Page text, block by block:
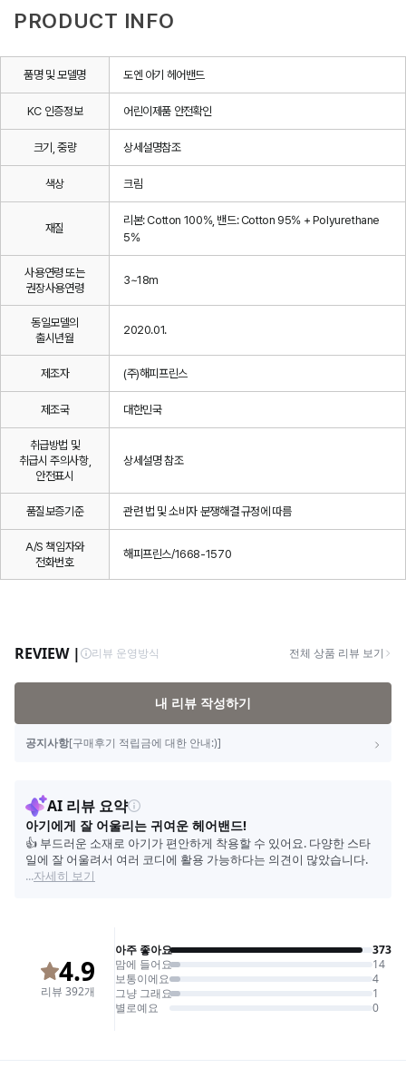
PRODUCT INFO
품명 및 모델명 도엔 아기 헤어밴드
KC 인증정보 어린이제품 안전확인
크기, 중량 상세설명참조
색상 크림
재질
리본: Cotton 100%, 밴드: Cotton 95% + Polyurethane
5%
사용연령 또는
권장사용연령
3~18m
동일모델의
출시년월
2020.01.
제조자 (주)해피프린스
제조국 대한민국
취급방법 및
취급시 주의사항,
안전표시
상세설명 참조
품질보증기준 관련 법 및 소비자 분쟁해결 규정에 따름
A/S 책임자와
전화번호
해피프린스/1668-1570